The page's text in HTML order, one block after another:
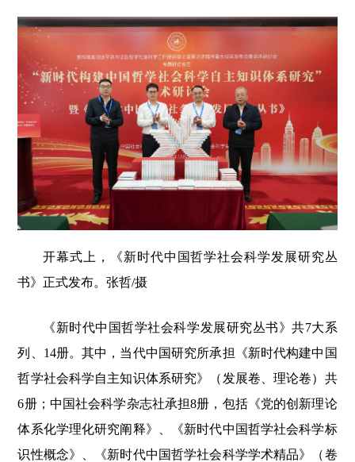
开幕式上，《新时代中国哲学社会科学发展研究丛
书》正式发布。张哲/摄
《新时代中国哲学社会科学发展研究丛书》共7大系
列、14册。其中，当代中国研究所承担《新时代构建中国
哲学社会科学自主知识体系研究》（发展卷、理论卷）共
6册；中国社会科学杂志社承担8册，包括《党的创新理论
体系化学理化研究阐释》、《新时代中国哲学社会科学标
识性概念》、《新时代中国哲学社会科学学术精品》（卷